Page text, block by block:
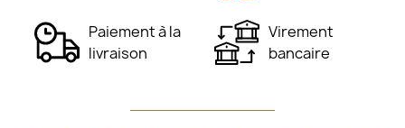
Paiement à la
livraison
Virement
bancaire